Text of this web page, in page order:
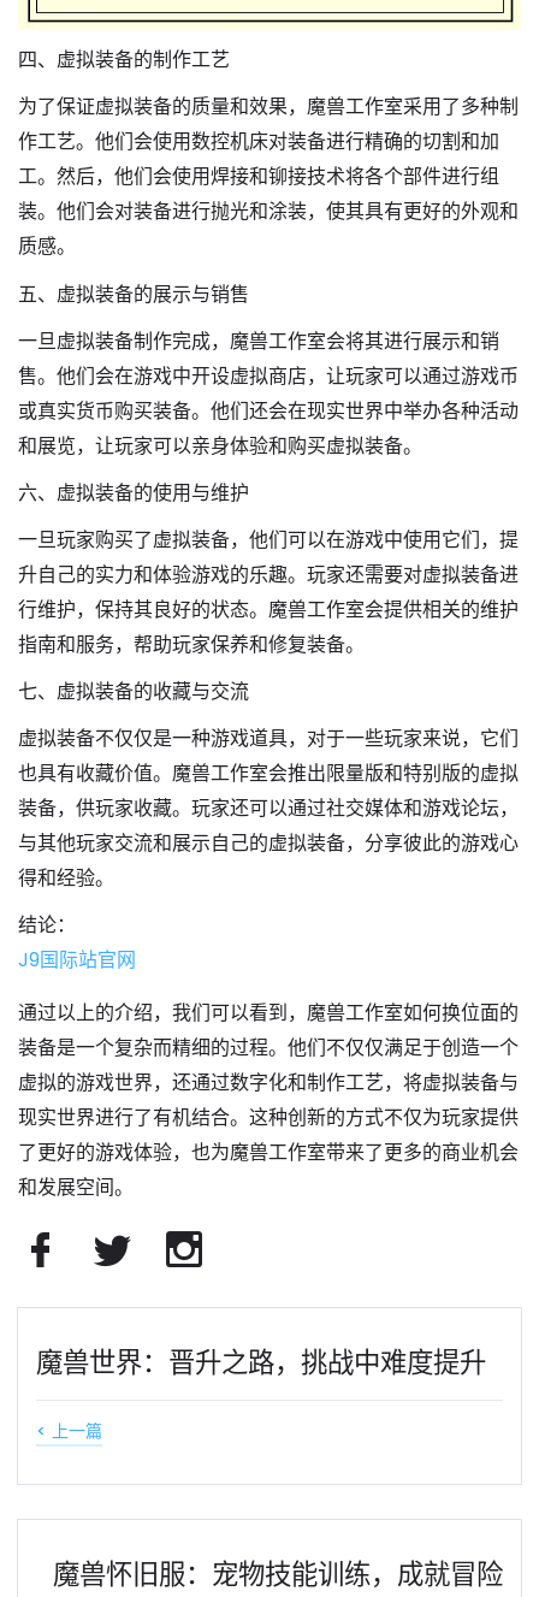
四、虚拟装备的制作工艺
为了保证虚拟装备的质量和效果，魔兽工作室采用了多种制
作工艺。他们会使用数控机床对装备进行精确的切割和加
工。然后，他们会使用焊接和铆接技术将各个部件进行组
装。他们会对装备进行抛光和涂装，使其具有更好的外观和
质感。
五、虚拟装备的展示与销售
一旦虚拟装备制作完成，魔兽工作室会将其进行展示和销
售。他们会在游戏中开设虚拟商店，让玩家可以通过游戏币
或真实货币购买装备。他们还会在现实世界中举办各种活动
和展览，让玩家可以亲身体验和购买虚拟装备。
六、虚拟装备的使用与维护
一旦玩家购买了虚拟装备，他们可以在游戏中使用它们，提
升自己的实力和体验游戏的乐趣。玩家还需要对虚拟装备进
行维护，保持其良好的状态。魔兽工作室会提供相关的维护
指南和服务，帮助玩家保养和修复装备。
七、虚拟装备的收藏与交流
虚拟装备不仅仅是一种游戏道具，对于一些玩家来说，它们
也具有收藏价值。魔兽工作室会推出限量版和特别版的虚拟
装备，供玩家收藏。玩家还可以通过社交媒体和游戏论坛，
与其他玩家交流和展示自己的虚拟装备，分享彼此的游戏心
得和经验。
结论：
J9国际站官网
通过以上的介绍，我们可以看到，魔兽工作室如何换位面的
装备是一个复杂而精细的过程。他们不仅仅满足于创造一个
虚拟的游戏世界，还通过数字化和制作工艺，将虚拟装备与
现实世界进行了有机结合。这种创新的方式不仅为玩家提供
了更好的游戏体验，也为魔兽工作室带来了更多的商业机会
和发展空间。
魔兽世界：晋升之路，挑战中难度提升
< 上一篇
魔兽怀旧服：宠物技能训练，成就冒险